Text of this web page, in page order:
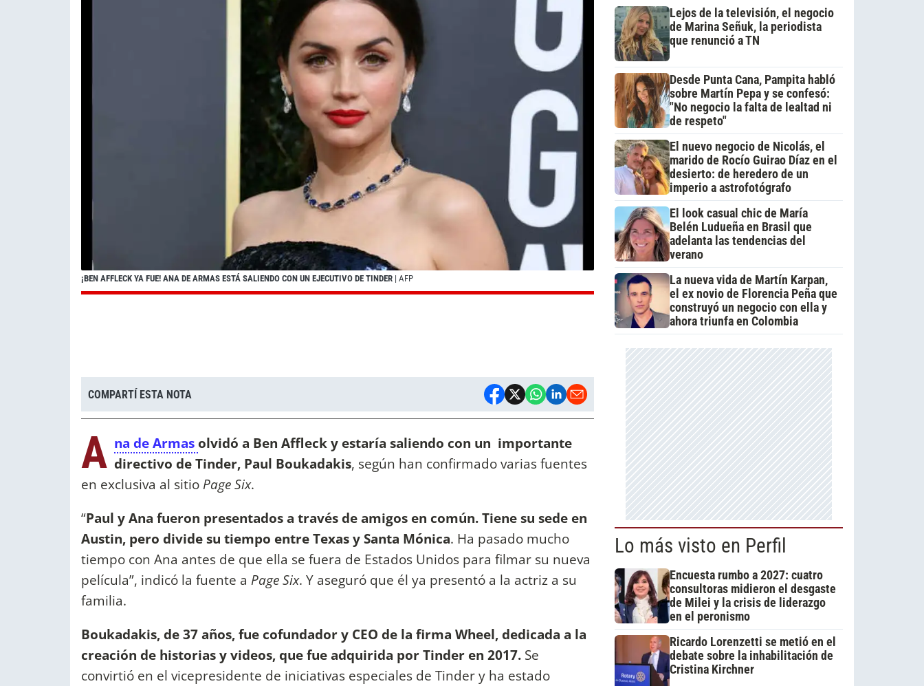
¡BEN AFFLECK YA FUE! ANA DE ARMAS ESTÁ SALIENDO CON UN EJECUTIVO DE TINDER | AFP
COMPARTÍ ESTA NOTA
A na de Armas olvidó a Ben Affleck y estaría saliendo con un importante
directivo de Tinder, Paul Boukadakis, según han confirmado varias fuentes
en exclusiva al sitio Page Six.
“Paul y Ana fueron presentados a través de amigos en común. Tiene su sede en
Austin, pero divide su tiempo entre Texas y Santa Mónica. Ha pasado mucho
tiempo con Ana antes de que ella se fuera de Estados Unidos para filmar su nueva
película”, indicó la fuente a Page Six. Y aseguró que él ya presentó a la actriz a su
familia.
Boukadakis, de 37 años, fue cofundador y CEO de la firma Wheel, dedicada a la
creación de historias y videos, que fue adquirida por Tinder en 2017. Se
convirtió en el vicepresidente de iniciativas especiales de Tinder y ha estado
Lejos de la televisión, el negocio
de Marina Señuk, la periodista
que renunció a TN
Desde Punta Cana, Pampita habló
sobre Martín Pepa y se confesó:
"No negocio la falta de lealtad ni
de respeto"
El nuevo negocio de Nicolás, el
marido de Rocío Guirao Díaz en el
desierto: de heredero de un
imperio a astrofotógrafo
El look casual chic de María
Belén Ludueña en Brasil que
adelanta las tendencias del
verano
La nueva vida de Martín Karpan,
el ex novio de Florencia Peña que
construyó un negocio con ella y
ahora triunfa en Colombia
Lo más visto en Perfil
Encuesta rumbo a 2027: cuatro
consultoras midieron el desgaste
de Milei y la crisis de liderazgo
en el peronismo
Ricardo Lorenzetti se metió en el
debate sobre la inhabilitación de
Cristina Kirchner